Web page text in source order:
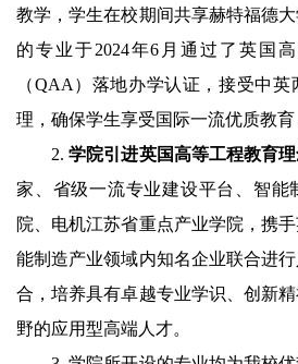
教学，学生在校期间共享赫特福德
的专业于2024年6 月通过了英国
（QAA ）落地办学认证，接受中英
理，确保学生享受国际一流优质教
2.学院引进英国高等工程教育
家、省级一流专业建设平台、智能
院、电机江苏省重点产业学院，携
能制造产业领域内知名企业联合进
合，培养具有卓越专业学识、创新
野的应用型高端人才。